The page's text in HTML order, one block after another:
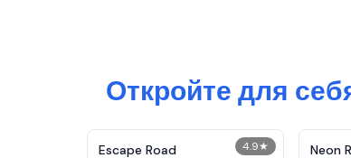
Откройте для
4.9★
Escape Road Neon